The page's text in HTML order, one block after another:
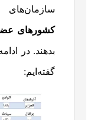
سازمان‌های
کشورهای
بدهند. در
گفته‌ایم: